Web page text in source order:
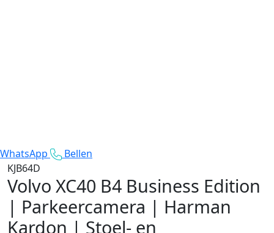
WhatsApp
Bellen
KJB64D
Volvo XC40 B4 Business Edition
| Parkeercamera | Harman
Kardon | Stoel- en